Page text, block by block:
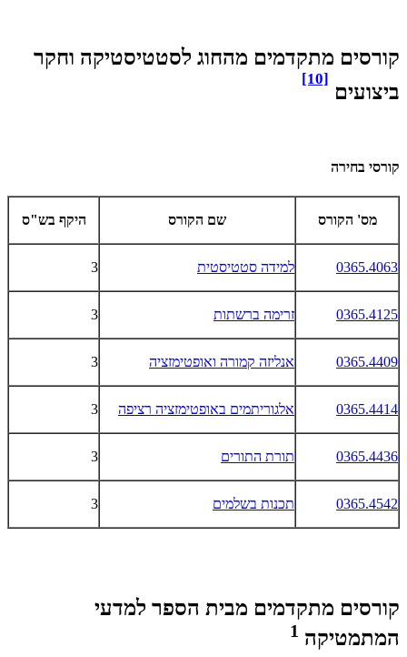
קורסים מתקדמים מהחוג לסטטיסטיקה וחקר
ביצועים
[10]
קורסי בחירה
מס' הקורס שם הקורס היקף בש"ס
0365.4063 למידה סטטיסטית 3
0365.4125 זרימה ברשתות 3
0365.4409 אנליזה קמורה ואופטימזציה 3
0365.4414 אלגוריתמים באופטימזציה רציפה 3
0365.4436 תורת התורים 3
0365.4542 תכנות בשלמים 3
קורסים מתקדמים מבית הספר למדעי
המתמטיקה 1